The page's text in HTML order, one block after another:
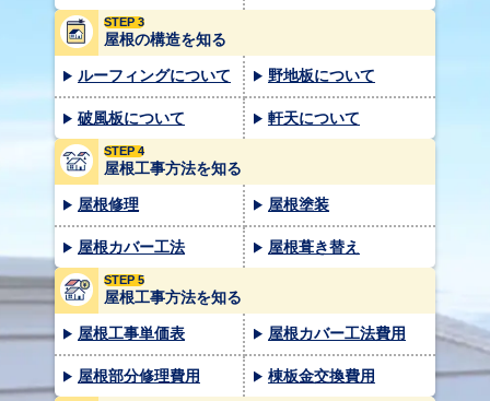
STEP 3
屋根の構造を知る
ルーフィングについて 野地板について
破風板について 軒天について
STEP 4
屋根工事方法を知る
屋根修理 屋根塗装
屋根カバー工法 屋根葺き替え
STEP 5
屋根工事方法を知る
屋根工事単価表 屋根カバー工法費用
屋根部分修理費用 棟板金交換費用